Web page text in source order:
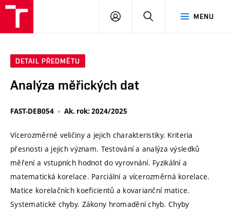
MENU
PŘIHLÁSIT
DETAIL PŘEDMĚTU
Analýza měřických dat
FAST-DEB054 Ak. rok: 2024/2025
Vícerozměrné veličiny a jejich charakteristiky. Kriteria
přesnosti a jejich význam. Testování a analýza výsledků
měření a vstupních hodnot do vyrovnání. Fyzikální a
matematická korelace. Parciální a vícerozměrná korelace.
Matice korelačních koeficientů a kovarianční matice.
Systematické chyby. Zákony hromadění chyb. Chyby